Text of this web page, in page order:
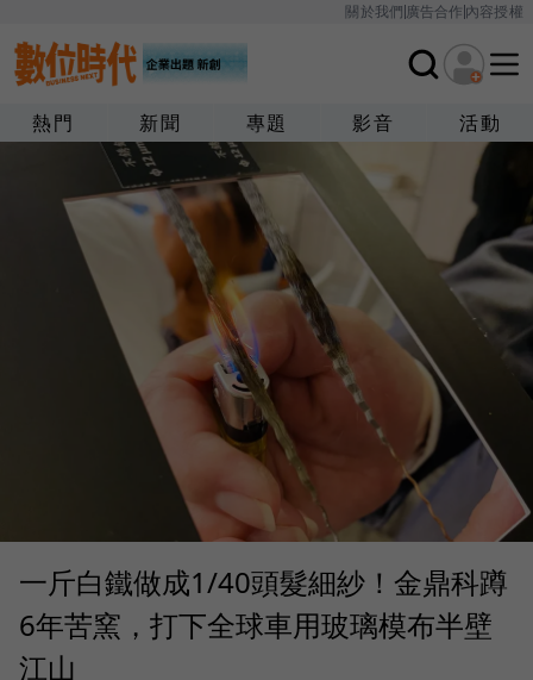
關於我們廣告合作內容授權
熱門 新聞 專題 影音 活動
一斤白鐵做成1/40頭髮細紗！金鼎科蹲
6年苦窯，打下全球車用玻璃模布半壁
江山